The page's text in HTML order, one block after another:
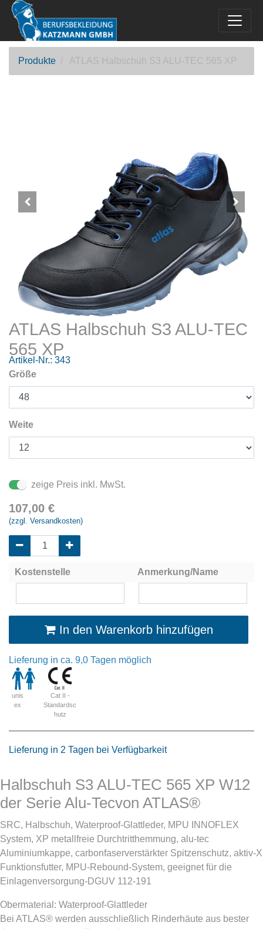
Produkte ATLAS Halbschuh S3 ALU-TEC 565 XP
ATLAS Halbschuh S3 ALU-TEC
565 XP
Artikel-Nr.: 343
Größe
Weite
zeige Preis inkl. MwSt.
107,00 €
(zzgl. Versandkosten)
Kostenstelle Anmerkung/Name
In den Warenkorb hinzufügen
Lieferung in ca. 9,0 Tagen möglich
unis
ex
Cat II -
Standardsc
hutz
Lieferung in 2 Tagen bei Verfügbarkeit
Halbschuh S3 ALU-TEC 565 XP W12
der Serie Alu-Tecvon ATLAS®
SRC, Halbschuh, Waterproof-Glattleder, MPU INNOFLEX
System, XP metallfreie Durchtritthemmung, alu-tec
Aluminiumkappe, carbonfaserverstärkter Spitzenschutz, aktiv-X
Funktionsfutter, MPU-Rebound-System, geeignet für die
Einlagenversorgung-DGUV 112-191
Obermaterial: Waterproof-Glattleder
Bei ATLAS® werden ausschließlich Rinderhäute aus bester